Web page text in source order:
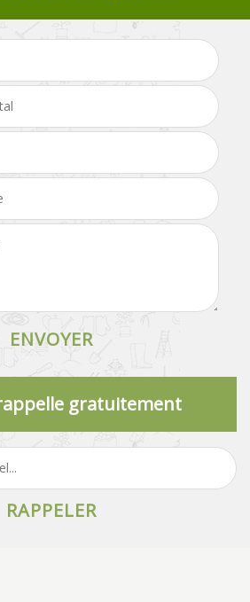
gratuitement